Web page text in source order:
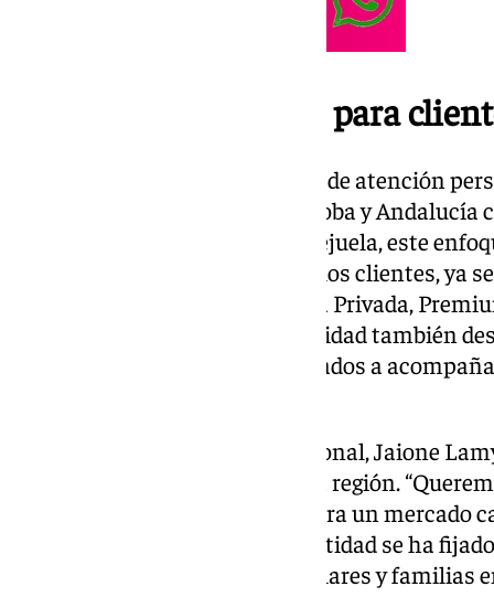
Un modelo avanzado para
Kutxabank presentó su modelo de atención
extensa red de oficinas en Córdoba y
avanzadas. Según Ruiz de Gordejuela, este
adaptarse a las necesidades de los clientes, ya
mediante servicios como Banca Privada,
carteras personalizadas. La entidad también
empresarial, con equipos dedicados a
La directora de Banca Institucional, Jaione
largo plazo de Kutxabank con la región.
con propuestas innovadoras para un mercado
Para el período 2025-2027, la entidad se ha
la inversión crediticia a particulares y familias